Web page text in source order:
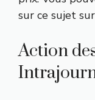
sur ce sujet sur
Action